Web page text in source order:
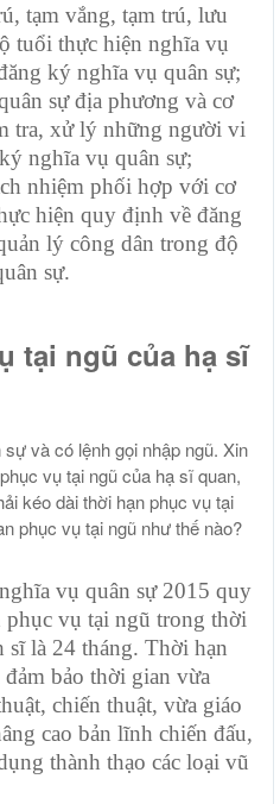
tạm vắng, tạm trú, lưu
tuổi thực hiện nghĩa vụ
ký nghĩa vụ quân sự;
sự địa phương và cơ
tra, xử lý những người vi
nghĩa vụ quân sự;
nhiệm phối hợp với cơ
hiện quy định về đăng
lý công dân trong độ
sự.
tại ngũ của hạ sĩ
và có lệnh gọi nhập ngũ. Xin
vụ tại ngũ của hạ sĩ quan,
kéo dài thời hạn phục vụ tại
phục vụ tại ngũ như thế nào?
vụ quân sự 2015 quy
vụ tại ngũ trong thời
sĩ là 24 tháng. Thời hạn
bảo thời gian vừa
chiến thuật, vừa giáo
cao bản lĩnh chiến đấu,
thành thạo các loại vũ